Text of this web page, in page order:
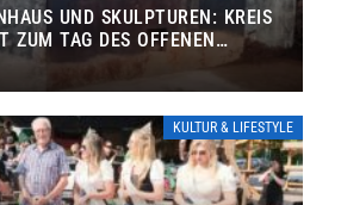
UND SKULPTUREN: KREIS
ZUM TAG DES OFFENEN
KULTUR & LIFESTYLE